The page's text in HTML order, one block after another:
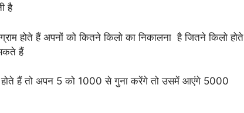
है
होते हैं अपनों को कितने किलो का निकालना है जितने किलो होते
हैं
हैं तो अपन 5 को 1000 से गुना करेंगे तो उसमें आएंगे 5000